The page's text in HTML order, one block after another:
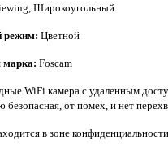
Широкоугольный
режим: Цветной
марка: Foscam
WiFi камера с удаленным
безопасная, от помех, и нет
в зоне